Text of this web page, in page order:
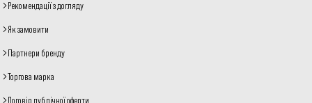
Рекомендації з догляду
Як замовити
Партнери бренду
Торгова марка
Договір публічної оферти